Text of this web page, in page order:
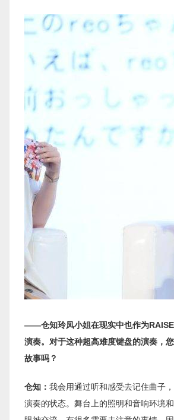
——仓知玲凤小姐在现实中也作为RAISE
演奏。对于这种超高难度键盘的演奏，
故事吗？
仓知： 我会用通过听和感受去记住曲子
演奏的状态。舞台上的照明和音响环境